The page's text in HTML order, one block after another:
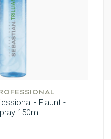
- Flaunt -
150ml